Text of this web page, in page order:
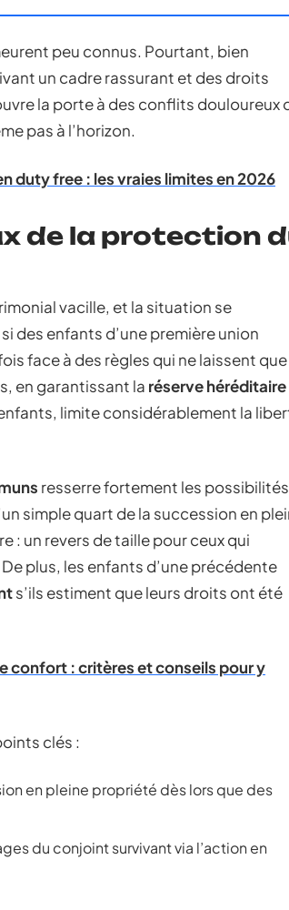
peu connus. Pourtant, bien
un cadre rassurant et des droits
la porte à des conflits douloureux
pas à l’horizon.
duty free : les vraies limites en 2026
de la protection
vacille, et la situation se
des enfants d’une première union
face à des règles qui ne laissent que
en garantissant la réserve héréditaire
limite considérablement la
resserre fortement les
simple quart de la succession en
: un revers de taille pour ceux qui
plus, les enfants d’une précédente
s’ils estiment que leurs droits ont été
confort : critères et conseils pour y
clés :
en pleine propriété dès lors que des
du conjoint survivant via l’action en